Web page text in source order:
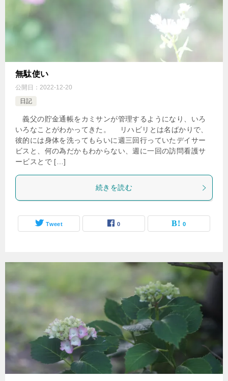
無駄使い
公開日： 2022-12-20
日記
義父の貯金通帳をカミサンが管理するようになり、いろ
いろなことがわかってきた。 リハビリとは名ばかりで、
彼的には身体を洗ってもらいに週三回行っていたデイサー
ビスと、何の為だかもわからない、週に一回の訪問看護サ
ービスとで […]
続きを読む
Tweet 0 0